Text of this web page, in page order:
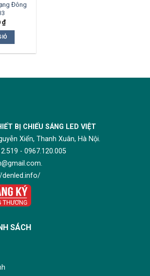
Đông
₫
BỊ CHIẾU SÁNG LED VIỆT
Xiển, Thanh Xuân, Hà Nội.
- 0967.120.005
denled.info/
SÁCH